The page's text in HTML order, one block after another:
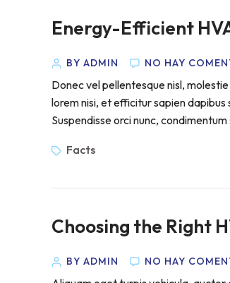
Energy-Efficient
BY ADMIN NO HAY
Donec vel pellentesque nisl,
lorem nisi, et efficitur sapien dapibus
Suspendisse orci nunc,
Facts
Choosing the Right
BY ADMIN NO HAY